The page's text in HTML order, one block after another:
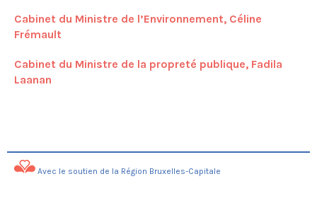
Cabinet du Ministre de l’Environnement, Céline
Frémault
Cabinet du Ministre de la propreté publique, Fadila
Laanan
Avec le soutien de la Région Bruxelles-Capitale